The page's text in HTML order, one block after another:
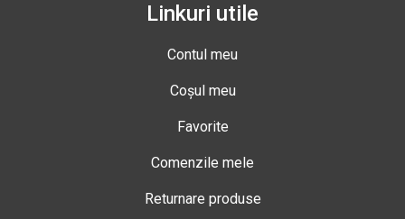
Linkuri utile
Contul meu
Coșul meu
Favorite
Comenzile mele
Returnare produse